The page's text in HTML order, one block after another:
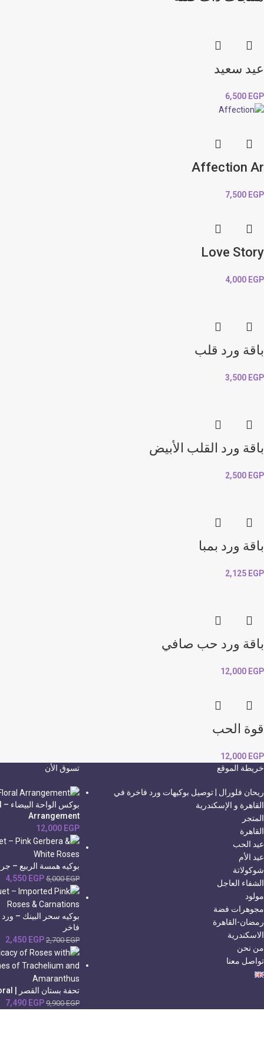
عيد سعيد
6,500 EGP
Affection Ar
7,500 EGP
Love Story
4,000 EGP
باقة ورد قلب
3,500 EGP
باقة ورد القلب الأبيض
2,500 EGP
باقة ورد بمبا
2,125 EGP
باقة ورد حب صافي
12,000 EGP
قوة الحب
12,000 EGP
خريطة الموقع
ريحان فلورال | توصيل بوكيهات ورد فاخرة في
القاهرة و الإسكندرية
المتجر
القاهرة
عيد الحب
عيد الأم
شوكولاتة
الشفاء العاجل
مولود
مجوهرات فضة
رمضان-القاهرة
الاسكندرية
من نحن
تواصل معنا
تسوق الأن
Arrangement
12,000 EGP
بوكيه همسة الربيع –
5,000EGP
4,550 EGP
بوكيه سحر البينك –
فاخر
2,700EGP
2,450 EGP
تحفة بستان القصر | Reihan Floral
9,900EGP
7,490 EGP